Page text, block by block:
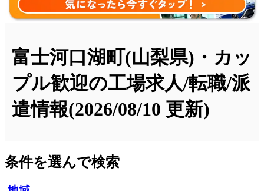
富士河口湖町(山梨県)・カッ
プル歓迎の工場求人/転職/派
遣情報(2026/08/10 更新)
条件を選んで検索